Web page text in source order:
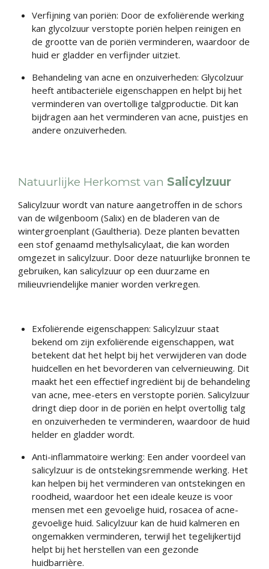
Verfijning van poriën: Door de exfoliërende werking
kan glycolzuur verstopte poriën helpen reinigen en
de grootte van de poriën verminderen, waardoor de
huid er gladder en verfijnder uitziet.
Behandeling van acne en onzuiverheden: Glycolzuur
heeft antibacteriële eigenschappen en helpt bij het
verminderen van overtollige talgproductie. Dit kan
bijdragen aan het verminderen van acne, puistjes en
andere onzuiverheden.
Natuurlijke Herkomst van Salicylzuur
Salicylzuur wordt van nature aangetroffen in de schors
van de wilgenboom (Salix) en de bladeren van de
wintergroenplant (Gaultheria). Deze planten bevatten
een stof genaamd methylsalicylaat, die kan worden
omgezet in salicylzuur. Door deze natuurlijke bronnen te
gebruiken, kan salicylzuur op een duurzame en
milieuvriendelijke manier worden verkregen.
Exfoliërende eigenschappen: Salicylzuur staat
bekend om zijn exfoliërende eigenschappen, wat
betekent dat het helpt bij het verwijderen van dode
huidcellen en het bevorderen van celvernieuwing. Dit
maakt het een effectief ingrediënt bij de behandeling
van acne, mee-eters en verstopte poriën. Salicylzuur
dringt diep door in de poriën en helpt overtollig talg
en onzuiverheden te verminderen, waardoor de huid
helder en gladder wordt.
Anti-inflammatoire werking: Een ander voordeel van
salicylzuur is de ontstekingsremmende werking. Het
kan helpen bij het verminderen van ontstekingen en
roodheid, waardoor het een ideale keuze is voor
mensen met een gevoelige huid, rosacea of acne-
gevoelige huid. Salicylzuur kan de huid kalmeren en
ongemakken verminderen, terwijl het tegelijkertijd
helpt bij het herstellen van een gezonde
huidbarrière.